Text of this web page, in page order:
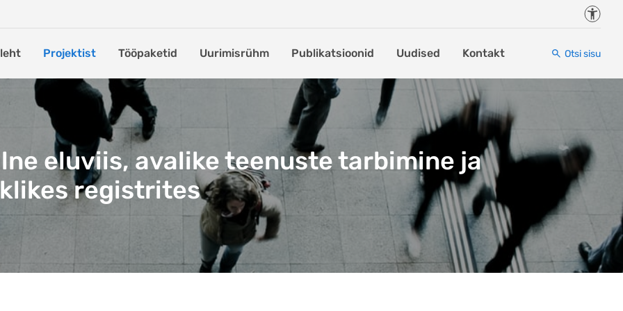
Projektist Tööpaketid Uurimisrühm Publikatsioonid Uudised Kontakt Otsi sisu
eluviis, avalike teenuste tarbimine ja
registrites